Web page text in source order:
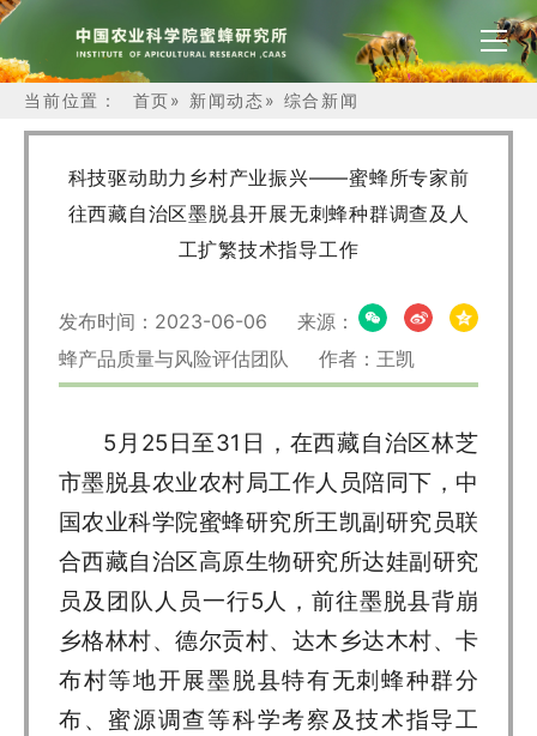
当前位置： 首页» 新闻动态» 综合新闻
科技驱动助力乡村产业振兴——蜜蜂所专家前
往西藏自治区墨脱县开展无刺蜂种群调查及人
工扩繁技术指导工作
发布时间：2023-06-06 来源：
蜂产品质量与风险评估团队 作者：王凯
5月25日至31日，在西藏自治区林芝
市墨脱县农业农村局工作人员陪同下，中
国农业科学院蜜蜂研究所王凯副研究员联
合西藏自治区高原生物研究所达娃副研究
员及团队人员一行5人，前往墨脱县背崩
乡格林村、德尔贡村、达木乡达木村、卡
布村等地开展墨脱县特有无刺蜂种群分
布、蜜源调查等科学考察及技术指导工